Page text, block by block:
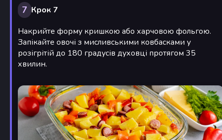
7 Крок 7
Накрийте форму кришкою або харчовою фольгою.
Запікайте овочі з мисливськими ковбасками у
розігрітій до 180 градусів духовці протягом 35
хвилин.